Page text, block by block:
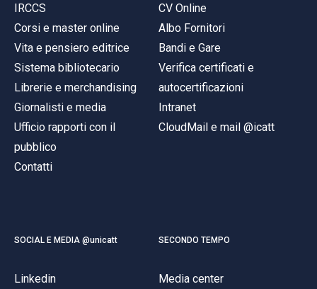
IRCCS
Corsi e master online
Vita e pensiero editrice
Sistema bibliotecario
Librerie e merchandising
Giornalisti e media
Ufficio rapporti con il
pubblico
Contatti
CV Online
Albo Fornitori
Bandi e Gare
Verifica certificati e
autocertificazioni
Intranet
CloudMail e mail @icatt
SOCIAL E MEDIA @unicatt
Linkedin
SECONDO TEMPO
Media center